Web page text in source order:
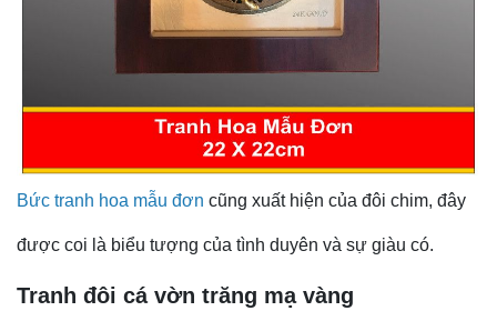
Bức tranh hoa mẫu đơn cũng xuất hiện của đôi chim, đây
được coi là biểu tượng của tình duyên và sự giàu có.
Tranh đôi cá vờn trăng mạ vàng